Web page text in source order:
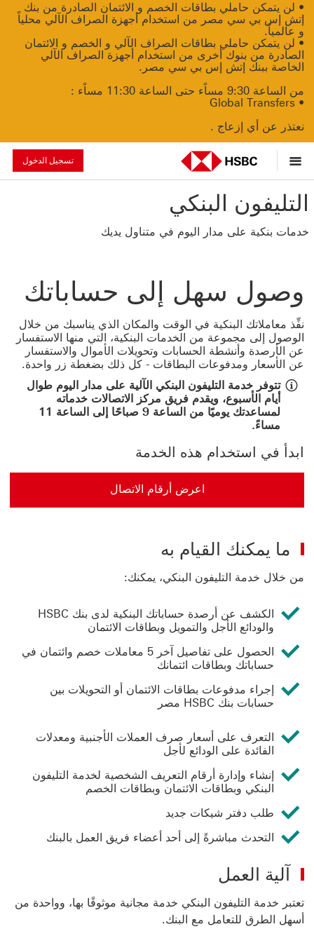
• لن يتمكن حاملي بطاقات الخصم و الائتمان الصادرة من بنك
إتش إس بي سي مصر من استخدام أجهزة الصراف الآلي محلياً
و عالمياً.
• لن يتمكن حاملي بطاقات الصراف الآلي و الخصم و الائتمان
الصادرة من بنوك أخرى من استخدام أجهزة الصراف الآلي
الخاصة ببنك إتش إس بي سي مصر.
من الساعة 9:30 مساًء حتى الساعة 11:30 مساًء :
• Global Transfers
نعتذر عن أي إزعاج .
تسجيل الدخول
التليفون البنكي
خدمات بنكية على مدار اليوم في متناول يديك
وصول سهل إلى حساباتك
نفِّذ معاملاتك البنكية في الوقت والمكان الذي يناسبك من خلال
الوصول إلى مجموعة من الخدمات البنكية، التي منها الاستفسار
عن الأرصدة وأنشطة الحسابات وتحويلات الأموال والاستفسار
عن الأسعار ومدفوعات البطاقات - كل ذلك بضغطة زر واحدة.
تتوفر خدمة التليفون البنكي الآلية على مدار اليوم طوال
أيام الأسبوع، ويقدم فريق مركز الاتصالات خدماته
لمساعدتك يوميًا من الساعة 9 صباحًا إلى الساعة 11
مساءً.
ابدأ في استخدام هذه الخدمة
اعرض أرقام الاتصال
ما يمكنك القيام به
من خلال خدمة التليفون البنكي، يمكنك:
الكشف عن أرصدة حساباتك البنكية لدى بنك HSBC
والودائع الأجل والتمويل وبطاقات الائتمان
الحصول على تفاصيل آخر 5 معاملات خصم وائتمان في
حساباتك وبطاقات ائتمانك
إجراء مدفوعات بطاقات الائتمان أو التحويلات بين
حسابات بنك HSBC مصر
التعرف على أسعار صرف العملات الأجنبية ومعدلات
الفائدة على الودائع لأجل
إنشاء وإدارة أرقام التعريف الشخصية لخدمة التليفون
البنكي وبطاقات الائتمان وبطاقات الخصم
طلب دفتر شيكات جديد
التحدث مباشرةً إلى أحد أعضاء فريق العمل بالبنك
آلية العمل
تعتبر خدمة التليفون البنكي خدمة مجانية موثوقًا بها، وواحدة من
أسهل الطرق للتعامل مع البنك.